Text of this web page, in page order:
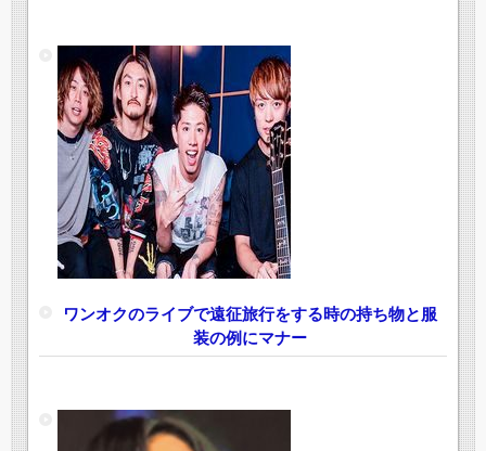
ワンオクのライブで遠征旅行をする時の持ち物と服
装の例にマナー